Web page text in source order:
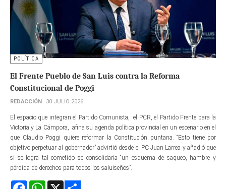
POLÍTICA
El Frente Pueblo de San Luis contra la Reforma
Constitucional de Poggi
REDACCIÓN 30 JULIO 2026
El espacio que integran el Partido Comunista, el PCR, el Partido Frente para la
Victoria y La Cámpora, afina su agenda política provincial en un escenario en el
que Claudio Poggi quiere reformar la Constitución puntana. “Esto tiene por
objetivo perpetuar al gobernador” advirtió desde el PC Juan Larrea y añadió que
si se logra tal cometido se consolidaría “un esquema de saqueo, hambre y
pérdida de derechos para todos los saluiseños”.
FacebookWhatsApp